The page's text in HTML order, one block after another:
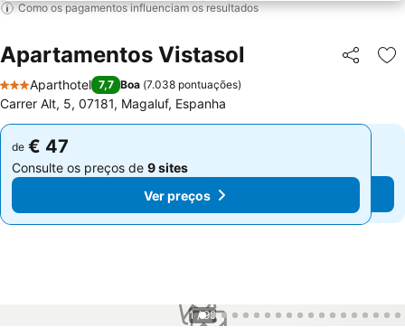
Como os pagamentos influenciam os resultados
Apartamentos Vistasol Partilhar
3 Estrelas
Aparthotel 7,7 Boa (7.038 pontuações)
Carrer Alt, 5, 07181, Magaluf, Espanha
de € 47
Consulte os preços de 9 sites
Ver preços
de € 47
Consulte os preços de 9 sites
Ver preços
1 / 99